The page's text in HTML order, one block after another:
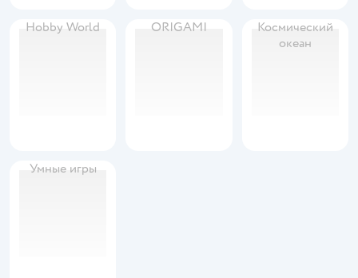
Hobby World ORIGAMI
Космический
океан
Умные игры